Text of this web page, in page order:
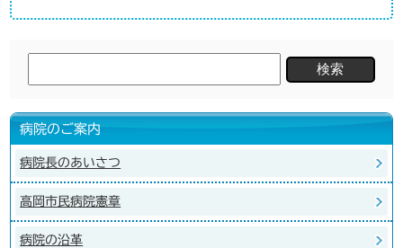
索:
病院のご案内
病院長のあいさつ
高岡市民病院憲章
病院の沿革